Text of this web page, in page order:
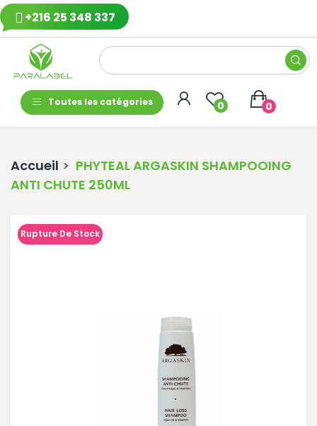
+216 25 348 337
Toutes les catégories 0 0
Accueil
PHYTEAL ARGASKIN SHAMPOOING
ANTI CHUTE 250ML
Rupture De Stock